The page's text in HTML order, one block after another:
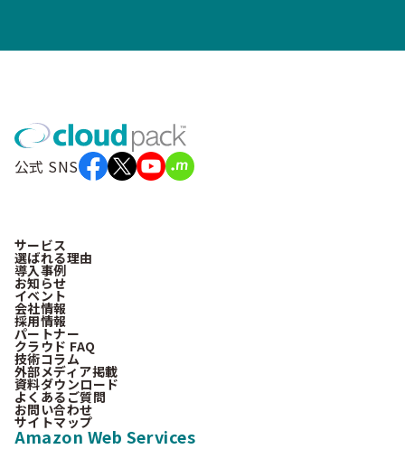
公式 SNS
サービス
選ばれる理由
導入事例
お知らせ
イベント
会社情報
採用情報
パートナー
クラウド FAQ
技術コラム
外部メディア掲載
資料ダウンロード
よくあるご質問
お問い合わせ
サイトマップ
Amazon Web Services